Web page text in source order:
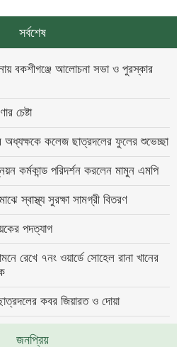
সর্বশেষ
জনপ্রিয়
বকশীগঞ্জে আলোচনা সভা ও পুরস্কার
চেষ্টা
অধ্যক্ষকে কলেজ ছাত্রদলের ফুলের শুভেচ্ছা
কর্মকান্ড পরিদর্শন করলেন মামুন এমপি
স্বাস্থ্য সুরক্ষা সামগ্রী বিতরণ
পদত্যাগ
রেখে ৭নং ওয়ার্ডে সোহেল রানা খানের
কবর জিয়ারত ও দোয়া